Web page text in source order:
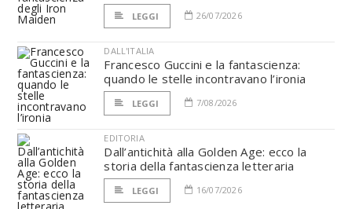
LEGGI 26/07/2026
DALL'ITALIA
Francesco Guccini e la fantascienza:
quando le stelle incontravano l’ironia
LEGGI 7/08/2026
EDITORIA
Dall’antichità alla Golden Age: ecco la
storia della fantascienza letteraria
LEGGI 16/07/2026